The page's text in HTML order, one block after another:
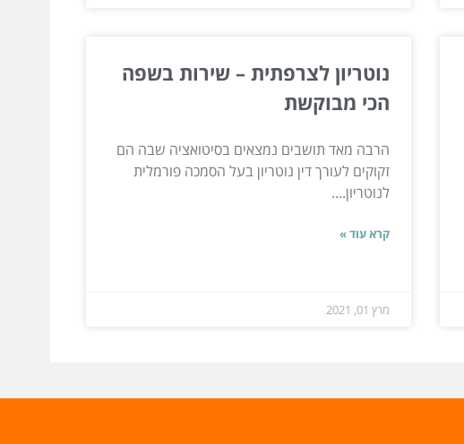
נוטריון לצרפתית – שירות בשפה
הכי מבוקשת
הרבה מאד תושבים נמצאים בסיטואציה שבה הם
זקוקים לעורך דין נוטריון בעל הסמכה פורמלית
לנוטריון....
קרא עוד »
מרץ 01, 2021